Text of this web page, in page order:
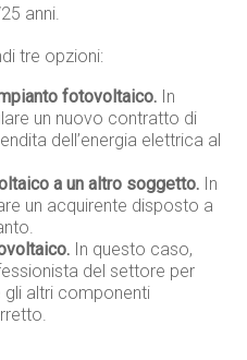
anni.
tre opzioni:
fotovoltaico. In
un nuovo contratto di
dell’energia elettrica al
a un altro soggetto. In
un acquirente disposto a
In questo caso,
del settore per
gli altri componenti